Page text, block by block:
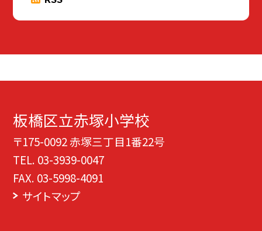
板橋区立赤塚小学校
〒175-0092 赤塚三丁目1番22号
TEL. 03-3939-0047
FAX. 03-5998-4091
サイトマップ